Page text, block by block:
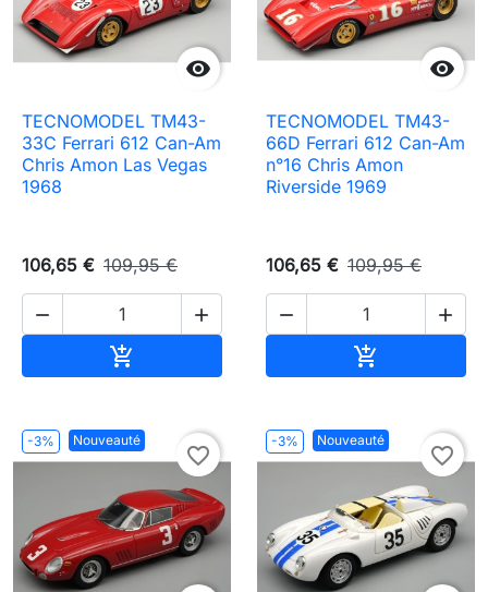

TECNOMODEL TM43-
33C Ferrari 612 Can-Am
Chris Amon Las Vegas
1968
106,65 € 109,95 €
 


TECNOMODEL TM43-
66D Ferrari 612 Can-Am
n°16 Chris Amon
Riverside 1969
106,65 € 109,95 €
 

-3% Nouveauté
favorite_border
-3% Nouveauté
favorite_border